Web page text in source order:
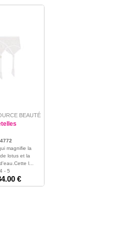
BEAUTÉ
magnifie la
lotus et la
l...
- 5
€